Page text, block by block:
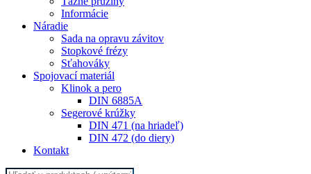
Informácie
Náradie
Sada na opravu závitov
Stopkové frézy
Sťahováky
Spojovací materiál
Klinok a pero
DIN 6885A
Segerové krúžky
DIN 471 (na hriadeľ)
DIN 472 (do diery)
Kontakt